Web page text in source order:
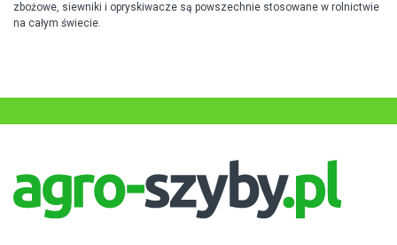
zbożowe, siewniki i opryskiwacze są powszechnie stosowane w rolnictwie
na całym świecie.